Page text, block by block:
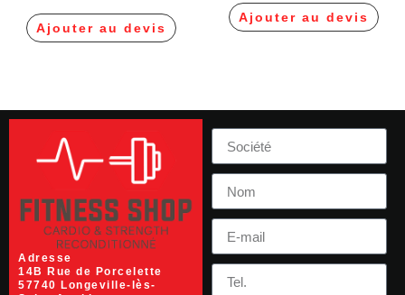
Ajouter au devis
Ajouter au devis
Adresse
14B Rue de Porcelette
57740 Longeville-lès-